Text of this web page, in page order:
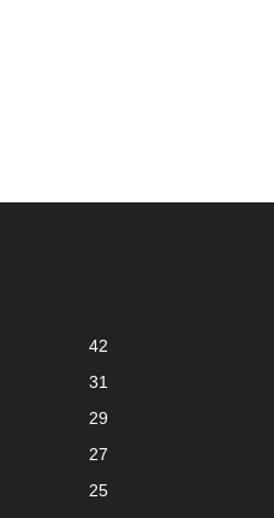
42
31
29
27
25